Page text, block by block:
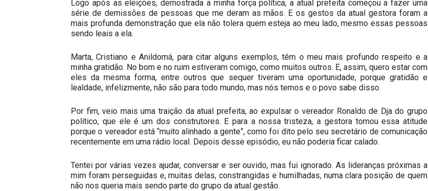
Logo após as eleições, demostrada a minha força política, a atual prefeita começou a fazer uma
série de demissões de pessoas que me deram as mãos. E os gestos da atual gestora foram a
mais profunda demonstração que ela não tolera quem esteja ao meu lado, mesmo essas pessoas
sendo leais a ela.
Marta, Cristiano e Anildomá, para citar alguns exemplos, têm o meu mais profundo respeito e a
minha gratidão. No bom e no ruim estiveram comigo, como muitos outros. E, assim, quero estar com
eles da mesma forma, entre outros que sequer tiveram uma oportunidade, porque gratidão e
lealdade, infelizmente, não são para todo mundo, mas nós temos e o povo sabe disso.
Por fim, veio mais uma traição da atual prefeita, ao expulsar o vereador Ronaldo de Dja do grupo
político, que ele é um dos construtores. E para a nossa tristeza, a gestora tomou essa atitude
porque o vereador está “muito alinhado a gente”, como foi dito pelo seu secretário de comunicação
recentemente em uma rádio local. Depois desse episódio, eu não poderia ficar calado.
Tentei por várias vezes ajudar, conversar e ser ouvido, mas fui ignorado. As lideranças próximas a
mim foram perseguidas e, muitas delas, constrangidas e humilhadas, numa clara posição de quem
não nos queria mais sendo parte do grupo da atual gestão.